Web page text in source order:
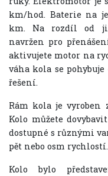
km/hod. Baterie na
km. Na rozdíl od
navržen pro
aktivujete motor na
váha kola se
řešení.
Rám kola je
Kolo můžete
dostupné s různými
pět nebo osm rychlostí.
Kolo bylo